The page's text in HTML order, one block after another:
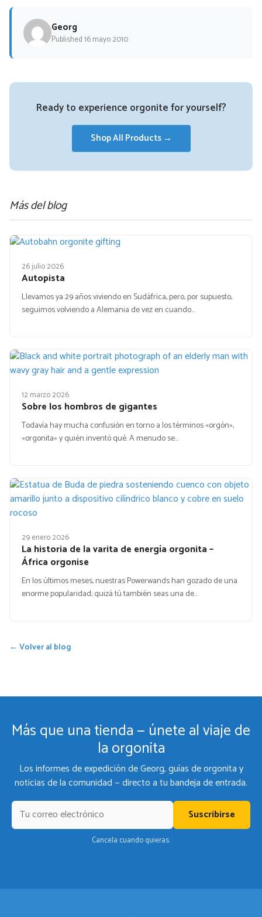
Georg
Published 16 mayo 2010
Ready to experience orgonite for yourself?
Shop All Products →
Más del blog
26 julio 2026
Autopista
Llevamos ya 29 años viviendo en Sudáfrica, pero, por supuesto,
seguimos volviendo a Alemania de vez en cuando…
12 marzo 2026
Sobre los hombros de gigantes
Todavía hay mucha confusión en torno a los términos «orgón»,
«orgonita» y quién inventó qué. A menudo se…
29 enero 2026
La historia de la varita de energía orgonita –
África orgonise
En los últimos meses, nuestras Powerwands han gozado de una
enorme popularidad; quizá tú también seas una de…
← Volver al blog
Más que una tienda — únete al viaje de
la orgonita
Los informes de expedición de Georg, guías de orgonita y
noticias de la comunidad — directo a tu bandeja de entrada.
Suscribirse
Cancela cuando quieras.